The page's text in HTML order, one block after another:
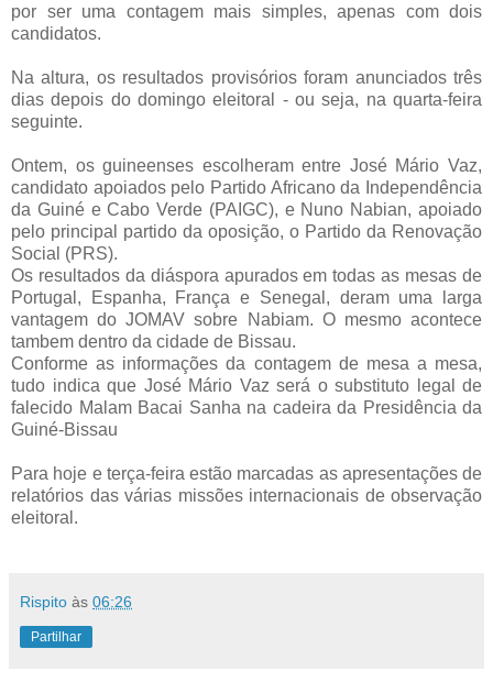
por ser uma contagem mais simples, apenas com dois
candidatos.
Na altura, os resultados provisórios foram anunciados três
dias depois do domingo eleitoral - ou seja, na quarta-feira
seguinte.
Ontem, os guineenses escolheram entre José Mário Vaz,
candidato apoiados pelo Partido Africano da Independência
da Guiné e Cabo Verde (PAIGC), e Nuno Nabian, apoiado
pelo principal partido da oposição, o Partido da Renovação
Social (PRS).
Os resultados da diáspora apurados em todas as mesas de
Portugal, Espanha, França e Senegal, deram uma larga
vantagem do JOMAV sobre Nabiam. O mesmo acontece
tambem dentro da cidade de Bissau.
Conforme as informações da contagem de mesa a mesa,
tudo indica que José Mário Vaz será o substituto legal de
falecido Malam Bacai Sanha na cadeira da Presidência da
Guiné-Bissau
Para hoje e terça-feira estão marcadas as apresentações de
relatórios das várias missões internacionais de observação
eleitoral.
Rispito às 06:26
Partilhar